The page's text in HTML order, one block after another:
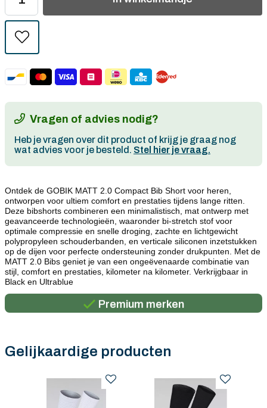
Vragen of advies nodig?
Heb je vragen over dit product of krijg je graag nog
wat advies voor je besteld. Stel hier je vraag.
Ontdek de GOBIK MATT 2.0 Compact Bib Short voor heren,
ontworpen voor ultiem comfort en prestaties tijdens lange ritten.
Deze bibshorts combineren een minimalistisch, mat ontwerp met
geavanceerde technologieën, waaronder bi-stretch stof voor
optimale compressie en snelle droging, zachte en lichtgewicht
polypropyleen schouderbanden, en verticale siliconen inzetstukken
op de dijen voor perfecte ondersteuning zonder drukpunten. Met de
MATT 2.0 Bibs geniet je van een ongeëvenaarde combinatie van
stijl, comfort en prestaties, kilometer na kilometer. Verkrijgbaar in
Black en Ultrablue
Persoonlijk advies
Gratis verzending in België vanaf €100
Premium merken
Gelijkaardige producten